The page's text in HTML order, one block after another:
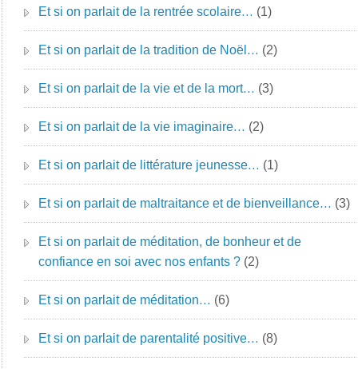
Et si on parlait de la rentrée scolaire… (1)
Et si on parlait de la tradition de Noël… (2)
Et si on parlait de la vie et de la mort… (3)
Et si on parlait de la vie imaginaire… (2)
Et si on parlait de littérature jeunesse… (1)
Et si on parlait de maltraitance et de bienveillance… (3)
Et si on parlait de méditation, de bonheur et de
confiance en soi avec nos enfants ? (2)
Et si on parlait de méditation… (6)
Et si on parlait de parentalité positive… (8)